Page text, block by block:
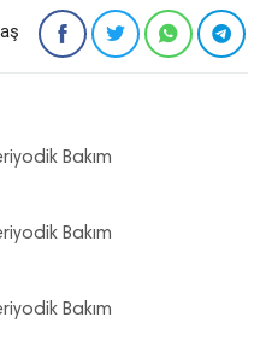
Bakım
Bakım
Bakım